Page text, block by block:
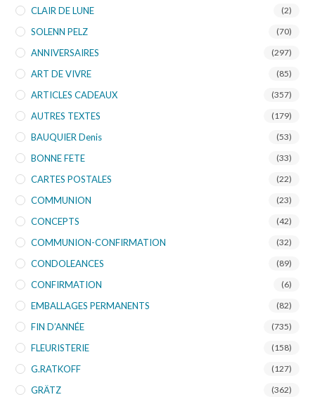
CLAIR DE LUNE (2)
SOLENN PELZ (70)
ANNIVERSAIRES (297)
ART DE VIVRE (85)
ARTICLES CADEAUX (357)
AUTRES TEXTES (179)
BAUQUIER Denis (53)
BONNE FETE (33)
CARTES POSTALES (22)
COMMUNION (23)
CONCEPTS (42)
COMMUNION-CONFIRMATION (32)
CONDOLEANCES (89)
CONFIRMATION (6)
EMBALLAGES PERMANENTS (82)
FIN D’ANNÉE (735)
FLEURISTERIE (158)
G.RATKOFF (127)
GRÄTZ (362)